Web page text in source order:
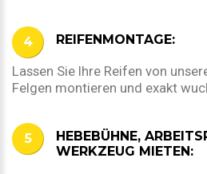
REIFENMONTAGE:
Lassen Sie Ihre Reifen von
Felgen montieren und exakt
HEBEBÜHNE,
WERKZEUG MIETEN: